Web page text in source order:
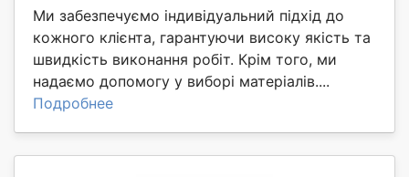
Ми забезпечуємо індивідуальний підхід до
кожного клієнта, гарантуючи високу якість та
швидкість виконання робіт. Крім того, ми
надаємо допомогу у виборі матеріалів....
Подробнее